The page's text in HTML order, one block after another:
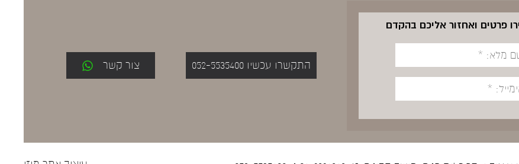
פרטים ואחזור אליכם בהקדם
התקשרו עכשיו 052-5535400 צור קשר